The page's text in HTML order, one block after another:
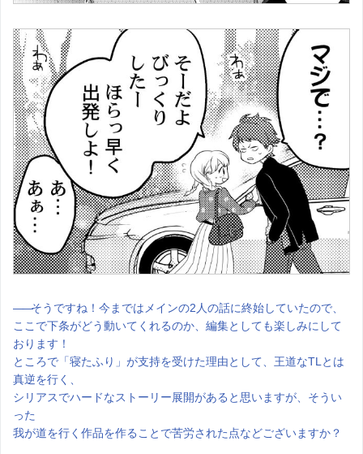
――そうですね！今まではメインの2人の話に終始していたので、
ここで下条がどう動いてくれるのか、編集としても楽しみにして
おります！
ところで「寝たふり」が支持を受けた理由として、王道なTLとは
真逆を行く、
シリアスでハードなストーリー展開があると思いますが、そうい
った
我が道を行く作品を作ることで苦労された点などございますか？